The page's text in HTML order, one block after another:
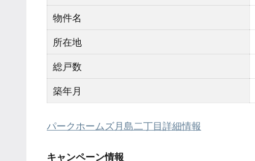
物件名
所在地
総戸数
築年月
パークホームズ月島二丁目詳細情報
キャンペーン情報